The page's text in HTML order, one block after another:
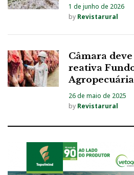
1 de junho de 2026
by Revistarural
Câmara
reativa
Agropecuária
26 de maio de 2025
by Revistarural